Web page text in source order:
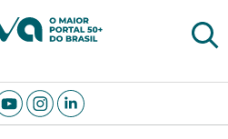
Viva Notícias